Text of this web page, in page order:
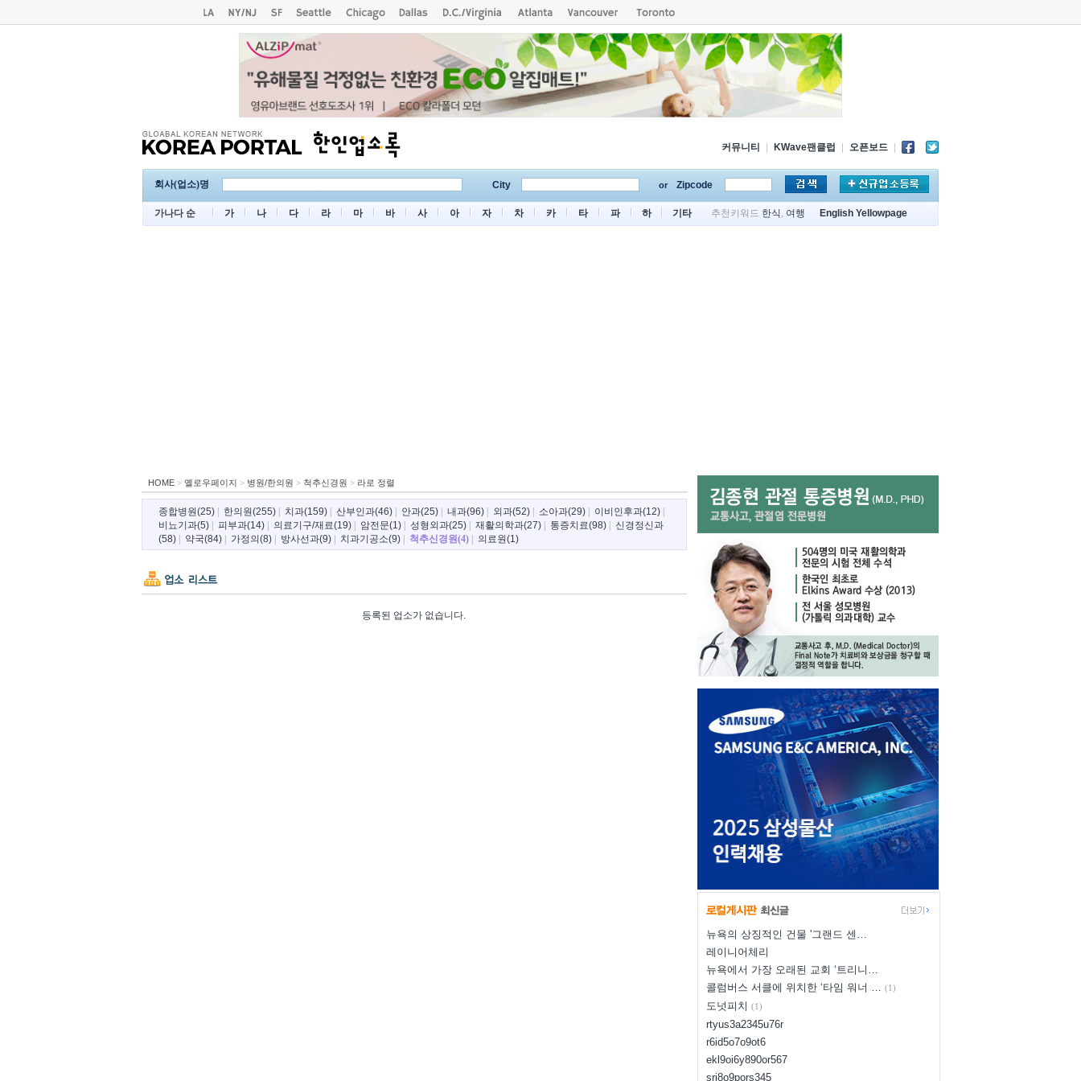
커뮤니티 KWave팬클럽 오픈보드
회사(업소)명 City or Zipcode
가나다 순 가 나 다 라 마 바 사 아 자 차 카 타 파 하 기타 추천키워드 한식 , 여행 English Yellowpage
HOME> 옐로우페이지 > 병원/한의원 > 척추신경원 > 라로 정렬
종합병원(25)| 한의원(255)| 치과(159)| 산부인과(46)| 안과(25)| 내과(96)| 외과(52)| 소아과(29)| 이비인후과(12)|
비뇨기과(5)| 피부과(14)| 의료기구/재료(19)| 암전문(1)| 성형외과(25)| 재활의학과(27)| 통증치료(98)|
신경정신과
(58)| 약국(84)| 가정의(8)| 방사선과(9)| 치과기공소(9)| 척추신경원(4)| 의료원(1)
등록된 업소가 없습니다.
뉴욕의 상징적인 건물 '그랜드 센…
레이니어체리
뉴욕에서 가장 오래된 교회 ‘트리니…
콜럼버스 서클에 위치한 ‘타임 워너 … (1)
도넛피치 (1)
rtyus3a2345u76r
r6id5o7o9ot6
ekl9oi6y890or567
sri8o9pors345